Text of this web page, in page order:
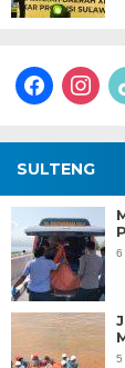
facebook
SULTENG
6
5